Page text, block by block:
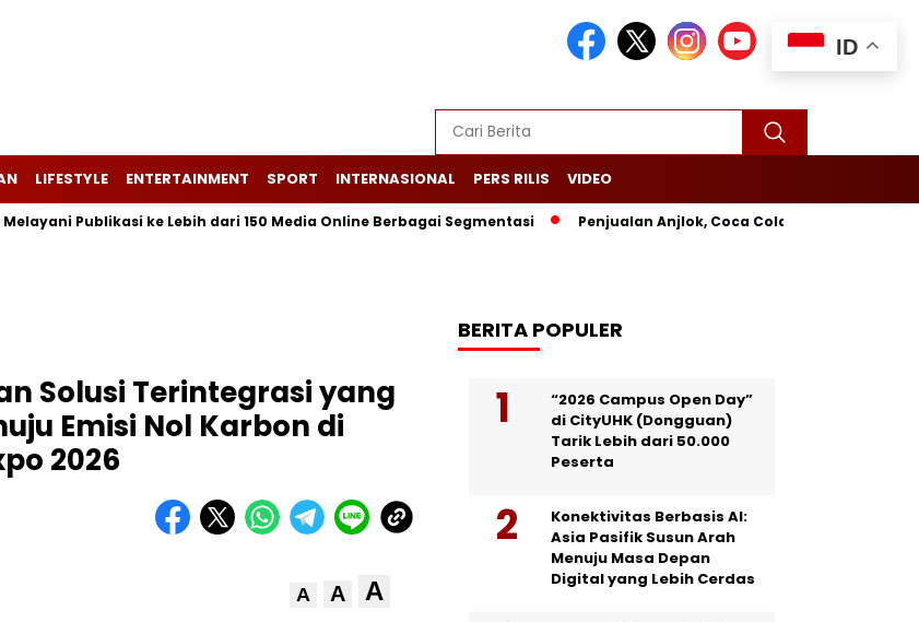
LIFESTYLE ENTERTAINMENT SPORT INTERNASIONAL PERS RILIS VIDEO
Publikasi ke Lebih dari 150 Media Online Berbagai Segmentasi Penjualan Anjlok, Coca Cola Tutup Pabrik di Bali
Solusi Terintegrasi yang
Emisi Nol Karbon di
2026
A A A
BERITA POPULER
“2026 Campus Open Day”
di CityUHK (Dongguan)
Tarik Lebih dari 50.000
Peserta
Konektivitas Berbasis AI:
Asia Pasifik Susun Arah
Menuju Masa Depan
Digital yang Lebih Cerdas
ID